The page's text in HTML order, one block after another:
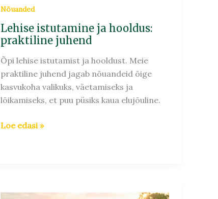
Nõuanded
Lehise istutamine ja hooldus:
praktiline juhend
Õpi lehise istutamist ja hooldust. Meie
praktiline juhend jagab nõuandeid õige
kasvukoha valikuks, väetamiseks ja
lõikamiseks, et puu püsiks kaua elujõuline.
Loe edasi »